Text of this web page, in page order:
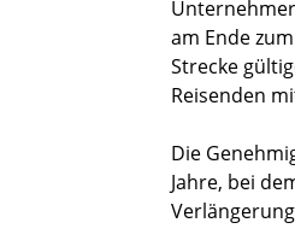
am Ende
Strecke
Reisenden
Die
Jahre, bei